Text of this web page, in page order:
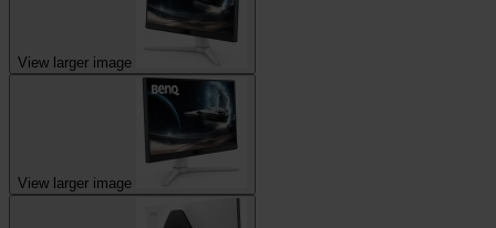
View larger image
View larger image